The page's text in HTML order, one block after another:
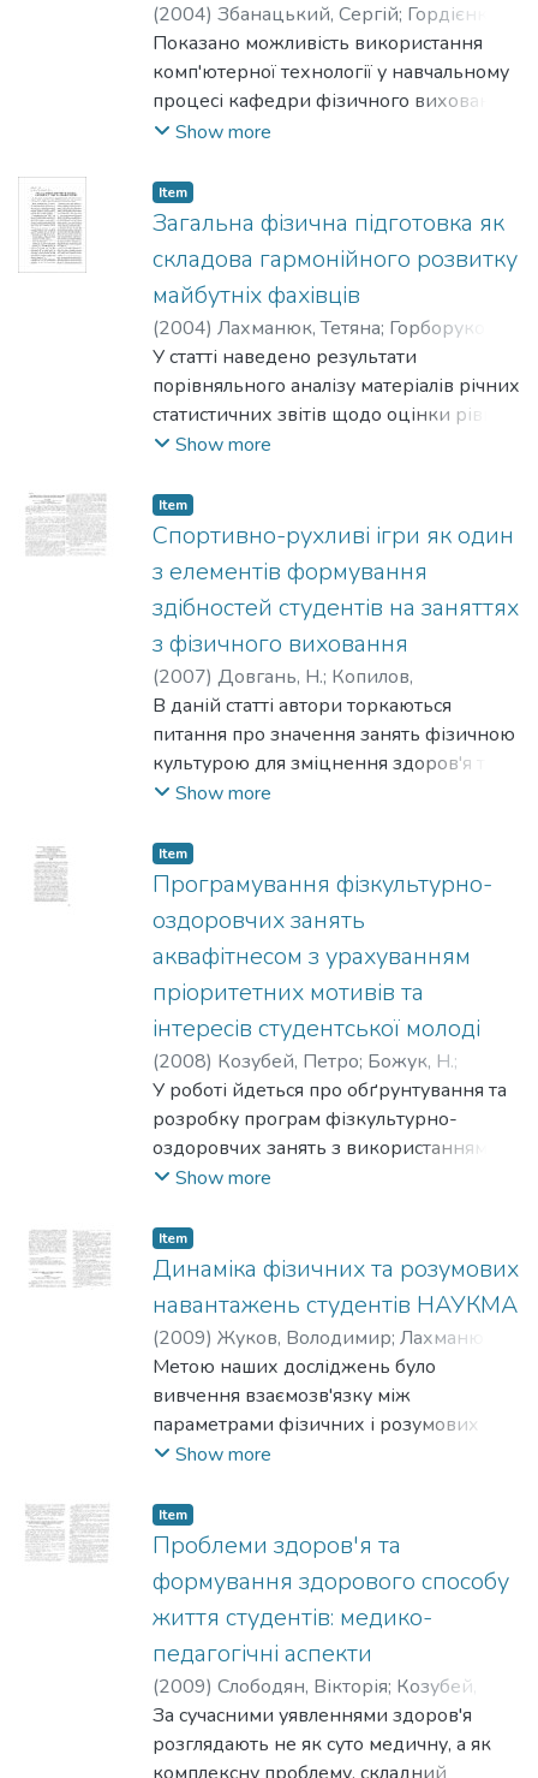
(2004) Збанацький, Сергій; Гордієнко,
Леонід
Показано можливість використання
комп'ютерної технології у навчальному
процесі кафедри фізичного виховання
вищого навчального закладу.
Show more
Item
Загальна фізична підготовка як
складова гармонійного розвитку
майбутніх фахівців
(2004) Лахманюк, Тетяна; Горборуков,
В.
У статті наведено результати
порівняльного аналізу матеріалів річних
статистичних звітів щодо оцінки рівня
фізичної підготовленості студентів
роках навчання і висвітлено роль
загальної фізичної підготовки у
гармонійному розвитку майбутніх
фахівців.
Show more
Item
Спортивно-рухливі ігри як один
з елементів формування
здібностей студентів на заняттях
з фізичного виховання
(2007) Довгань, Н.; Копилов,
Олександр;Горборуков, B. M.
B даній статті автори торкаються
питання про значення занять фізичною
культурою для зміцнення здоров'я та
правильного фізичного розвитку
культурою та спортом. B ній також
подаються розроблені методичні
заняттях фізичною культурою основних
рухів, вправ спортивного характеру,
рухливих ігор, які сприяють
розумовому, фізичному, моральному та
естетичному розвиткові.
Show more
Item
Програмування фізкультурно-
оздоровчих занять
аквафітнесом з урахуванням
пріоритетних мотивів та
інтересів студентської молоді
(2008) Козубей, Петро; Божук, Н.;
Усачов, Юрій
У роботі йдеться про обґрунтування та
розробку програм фізкультурно-
оздоровчих занять з використанням
сучасних технологій аквафітнесу й
інтересів дівчат-студенток 18-20 років.
Show more
Item
Динаміка фізичних та розумових
навантажень студентів НАУКМА
(2009) Жуков, Володимир; Лахманюк,
Тетяна
Метою наших досліджень було
вивчення взаємозв'язку між
параметрами фізичних і розумових
навантажень студентів протягом
мотивацію студентів до рухової
активності та визначення оптимальних
обсягів і співвідношення цих
навантажень. Дослідженнями було
охоплено 160 студентів основного
навчального відділення 1-4 років
навчання, 68 з яких відвідують групи
спортивного вдосконалення.
Show more
Item
Проблеми здоров'я та
формування здорового способу
життя студентів: медико-
педагогічні аспекти
(2009) Слободян, Вікторія; Козубей,
Петро
За сучасними уявленнями здоров'я
розглядають не як суто медичну, а як